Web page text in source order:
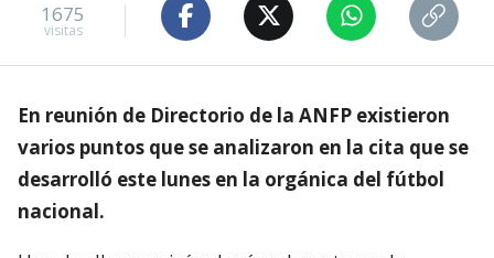
1675
visitas
En reunión de Directorio de la ANFP existieron
varios puntos que se analizaron en la cita que se
desarrolló este lunes en la orgánica del fútbol
nacional.